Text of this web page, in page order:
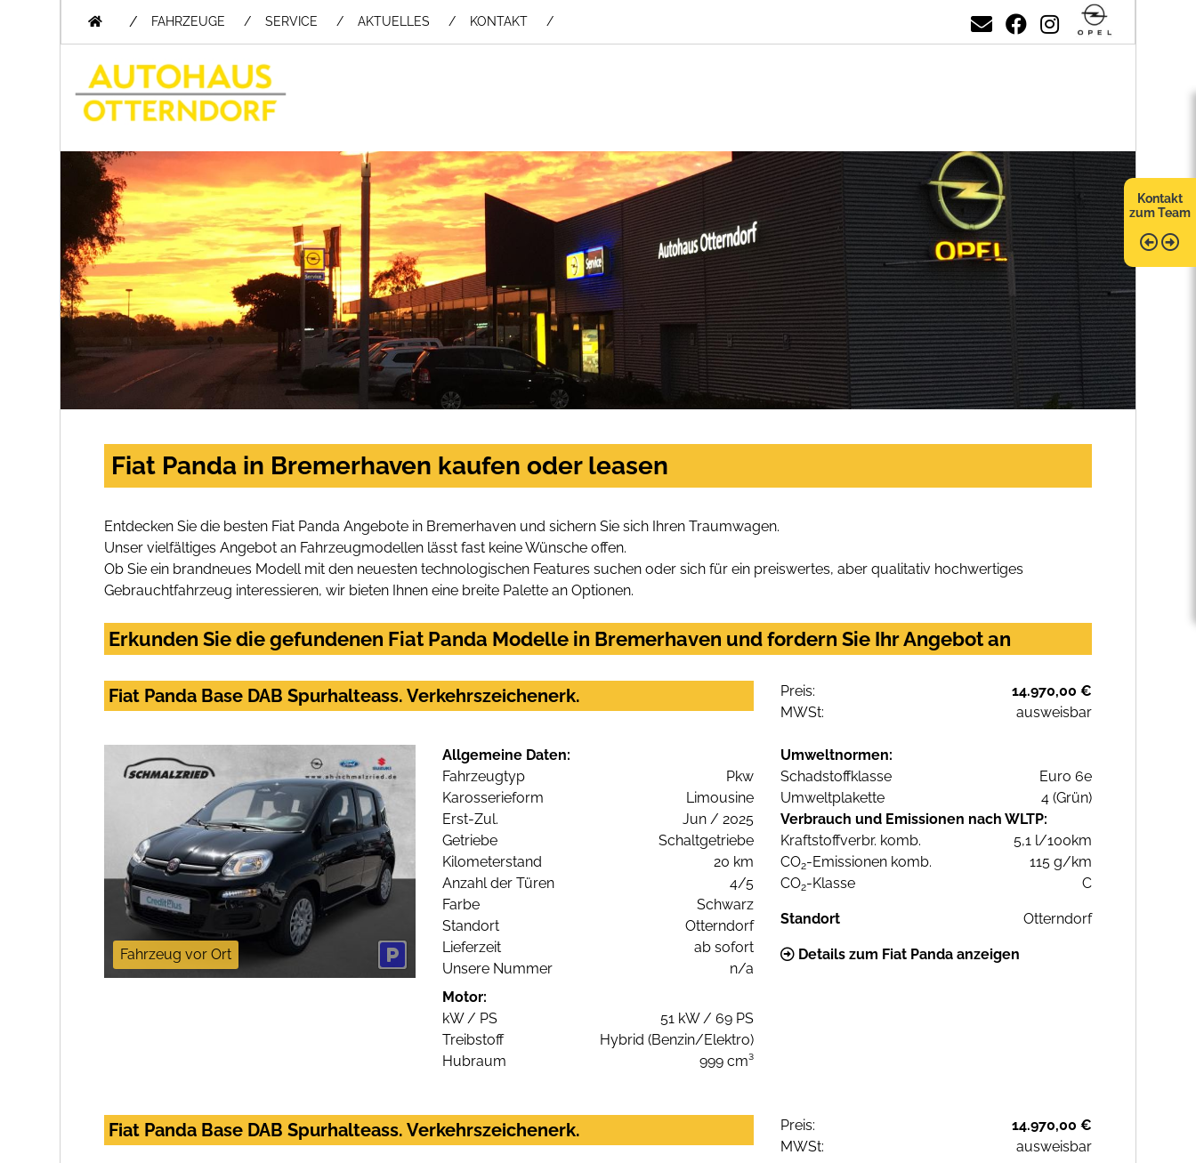
/ FAHRZEUGE SERVICE AKTUELLES KONTAKT
Kontakt
zum Team
Fiat Panda in Bremerhaven kaufen oder leasen
Entdecken Sie die besten Fiat Panda Angebote in Bremerhaven und sichern Sie sich Ihren Traumwagen.
Unser vielfältiges Angebot an Fahrzeugmodellen lässt fast keine Wünsche offen.
Ob Sie ein brandneues Modell mit den neuesten technologischen Features suchen oder sich für ein preiswertes, aber qualitativ hochwertiges
Gebrauchtfahrzeug interessieren, wir bieten Ihnen eine breite Palette an Optionen.
Erkunden Sie die gefundenen Fiat Panda Modelle in Bremerhaven und fordern Sie Ihr Angebot an
Fiat Panda Base DAB Spurhalteass. Verkehrszeichenerk. Preis:
14.970,00 €
MWSt:
ausweisbar
Fahrzeug vor Ort
Allgemeine Daten:
Fahrzeugtyp
Pkw
Karosserieform
Limousine
Erst-Zul.
Jun / 2025
Getriebe
Schaltgetriebe
Kilometerstand
20 km
Anzahl der Türen
4/5
Farbe
Schwarz
Standort
Otterndorf
Lieferzeit
ab sofort
Unsere Nummer
n/a
Motor:
kW / PS
51 kW / 69 PS
Treibstoff
Hybrid (Benzin/Elektro)
Hubraum
999 cm³
Umweltnormen:
Schadstoffklasse
Euro 6e
Umweltplakette
4 (Grün)
Verbrauch und Emissionen nach WLTP:
Kraftstoffverbr. komb.
5,1 l/100km
CO2-Emissionen komb.
115 g/km
CO2-Klasse C
Standort Otterndorf
Details zum Fiat Panda anzeigen
Fiat Panda Base DAB Spurhalteass. Verkehrszeichenerk. Preis:
14.970,00 €
MWSt:
ausweisbar